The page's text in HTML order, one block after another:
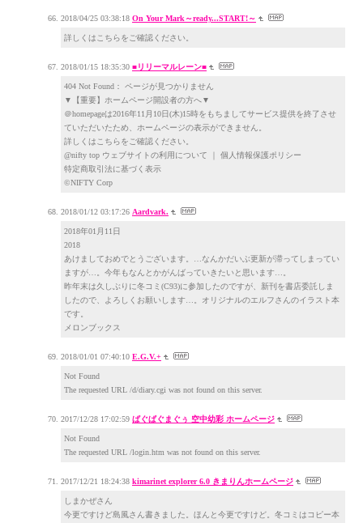
2018/04/25 03:38:18 On Your Mark～ready...START!～
詳しくはこちらをご確認ください。
2018/01/15 18:35:30 ■リリーマルレーン■
404 Not Found： ページが見つかりません
▼【重要】ホームページ開設者の方へ▼
＠homepageは2016年11月10日(木)15時をもちましてサービス提供を終了させ
ていただいたため、ホームページの表示ができません。
詳しくはこちらをご確認ください。
@nifty top ウェブサイトの利用について ｜ 個人情報保護ポリシー
特定商取引法に基づく表示
©NIFTY Corp
2018/01/12 03:17:26 Aardvark.
2018年01月11日
2018
あけましておめでとうございます。…なんかだいぶ更新が滞ってしまってい
ますが…。今年もなんとかがんばっていきたいと思います…。
昨年末は久しぶりに冬コミ(C93)に参加したのですが、新刊を書店委託しま
したので、よろしくお願いします…。オリジナルのエルフさんのイラスト本
です。
メロンブックス
2018/01/01 07:40:10 E.G.V.+
Not Found
The requested URL /d/diary.cgi was not found on this server.
2017/12/28 17:02:59 ぱぐぱぐまぐぅ 空中幼彩 ホームページ
Not Found
The requested URL /login.htm was not found on this server.
2017/12/21 18:24:38 kimarinet explorer 6.0 きまりんホームページ
しまかぜさん
今更ですけど島風さん書きました。ほんと今更ですけど。冬コミはコピー本